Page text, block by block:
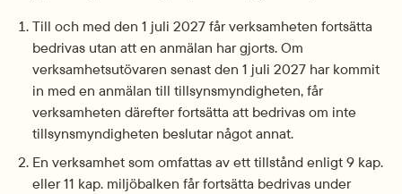
Till och med den 1 juli 2027 får verksamheten fortsätta
bedrivas utan att en anmälan har gjorts. Om
verksamhetsutövaren senast den 1 juli 2027 har kommit
in med en anmälan till tillsynsmyndigheten, får
verksamheten därefter fortsätta att bedrivas om inte
tillsynsmyndigheten beslutar något annat.
En verksamhet som omfattas av ett tillstånd enligt 9 kap.
eller 11 kap. miljöbalken får fortsätta bedrivas under